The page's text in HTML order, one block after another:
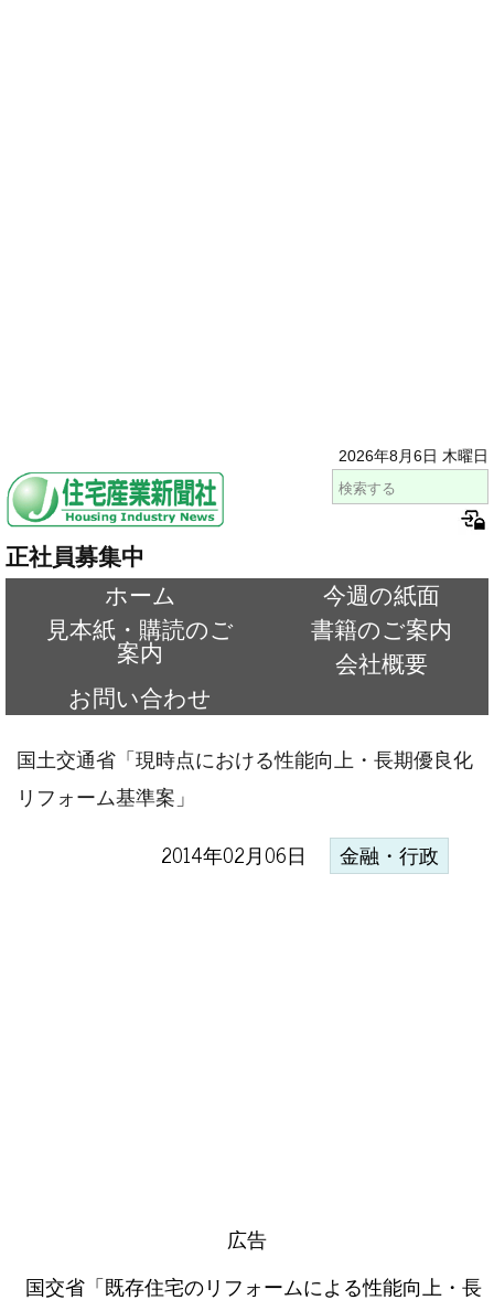
2026年8月6日 木曜日
正社員募集中
ホーム
今週の紙面
見本紙・購読のご
案内
書籍のご案内
会社概要
お問い合わせ
国土交通省「現時点における性能向上・長期優良化
リフォーム基準案」
2014年02月06日 金融・行政
広告
国交省「既存住宅のリフォームによる性能向上・長